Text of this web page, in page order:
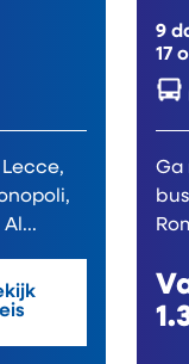
Polignano, Matera en Bari. Al...
9
17
Ga